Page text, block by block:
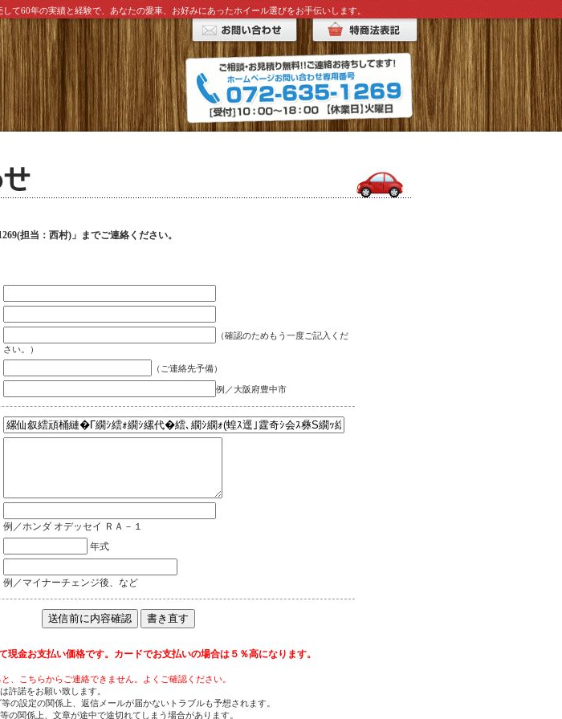
60年の実績と経験で、あなたの愛車、お好みにあったホイール選びをお手伝いします。
担当：西村)」までご連絡ください。
（確認のためもう一度ご記入くだ
さい。）
（ご連絡先予備）
例／大阪府豊中市
例／ホンダ オデッセイ ＲＡ－１
年式
例／マイナーチェンジ後、など
金お支払い価格です。カードでお支払いの場合は５％高になります。
、こちらからご連絡できません。よくご確認ください。
許諾をお願い致します。
の設定の関係上、返信メールが届かないトラブルも予想されます。
関係上、文章が途中で途切れてしまう場合があります。